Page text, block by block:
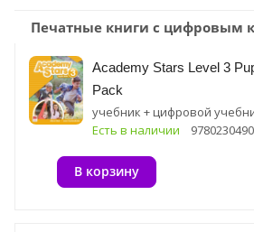
Печатные книги с цифровым
Academy Stars Level 3
Pack
учебник + цифровой
Есть в наличии
В корзину